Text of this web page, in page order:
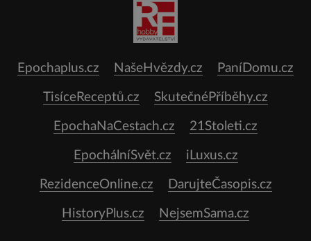
Epochaplus.cz NašeHvězdy.cz PaníDomu.cz
TisíceReceptů.cz SkutečnéPříběhy.cz
EpochaNaCestach.cz 21Stoleti.cz
EpochálníSvět.cz iLuxus.cz
RezidenceOnline.cz DarujteČasopis.cz
HistoryPlus.cz NejsemSama.cz